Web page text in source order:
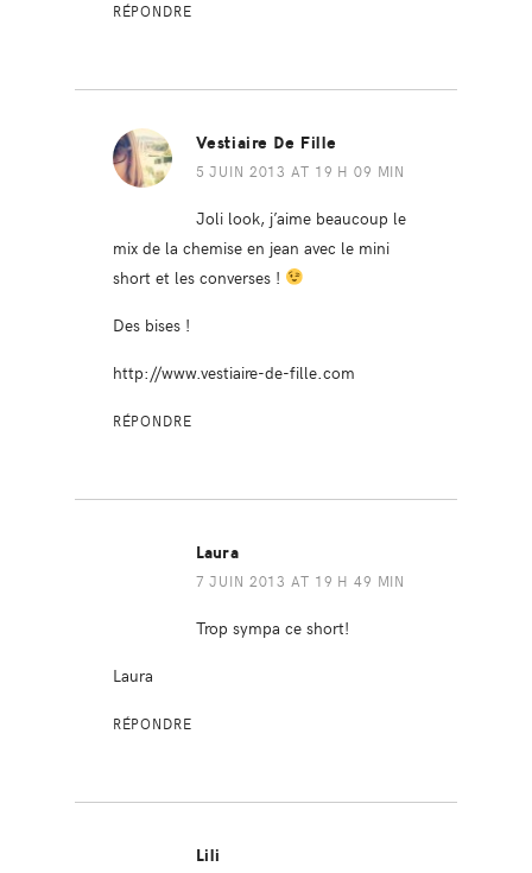
RÉPONDRE
Vestiaire De Fille
5 JUIN 2013 AT 19 H 09 MIN
Joli look, j’aime beaucoup le
mix de la chemise en jean avec le mini
short et les converses !
Des bises !
http://www.vestiaire-de-fille.com
RÉPONDRE
Laura
7 JUIN 2013 AT 19 H 49 MIN
Trop sympa ce short!
Laura
RÉPONDRE
Lili